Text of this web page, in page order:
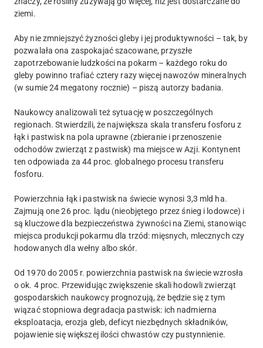
ziemi.
Aby nie zmniejszyć żyzności gleby i jej produktywności – tak, by
pozwalała ona zaspokajać szacowane, przyszłe
zapotrzebowanie ludzkości na pokarm – każdego roku do
gleby powinno trafiać cztery razy więcej nawozów mineralnych
(w sumie 24 megatony rocznie) – piszą autorzy badania.
Naukowcy analizowali też sytuację w poszczególnych
regionach. Stwierdzili, że największa skala transferu fosforu z
łąk i pastwisk na pola uprawne (zbieranie i przenoszenie
odchodów zwierząt z pastwisk) ma miejsce w Azji. Kontynent
ten odpowiada za 44 proc. globalnego procesu transferu
fosforu.
Powierzchnia łąk i pastwisk na świecie wynosi 3,3 mld ha.
Zajmują one 26 proc. lądu (nieobjętego przez śnieg i lodowce) i
są kluczowe dla bezpieczeństwa żywności na Ziemi, stanowiąc
miejsca produkcji pokarmu dla trzód: mięsnych, mlecznych czy
hodowanych dla wełny albo skór.
Od 1970 do 2005 r. powierzchnia pastwisk na świecie wzrosła
o ok. 4 proc. Przewidując zwiększenie skali hodowli zwierząt
gospodarskich naukowcy prognozują, że będzie się z tym
wiązać stopniowa degradacja pastwisk: ich nadmierna
eksploatacja, erozja gleb, deficyt niezbędnych składników,
pojawienie się większej ilości chwastów czy pustynnienie.